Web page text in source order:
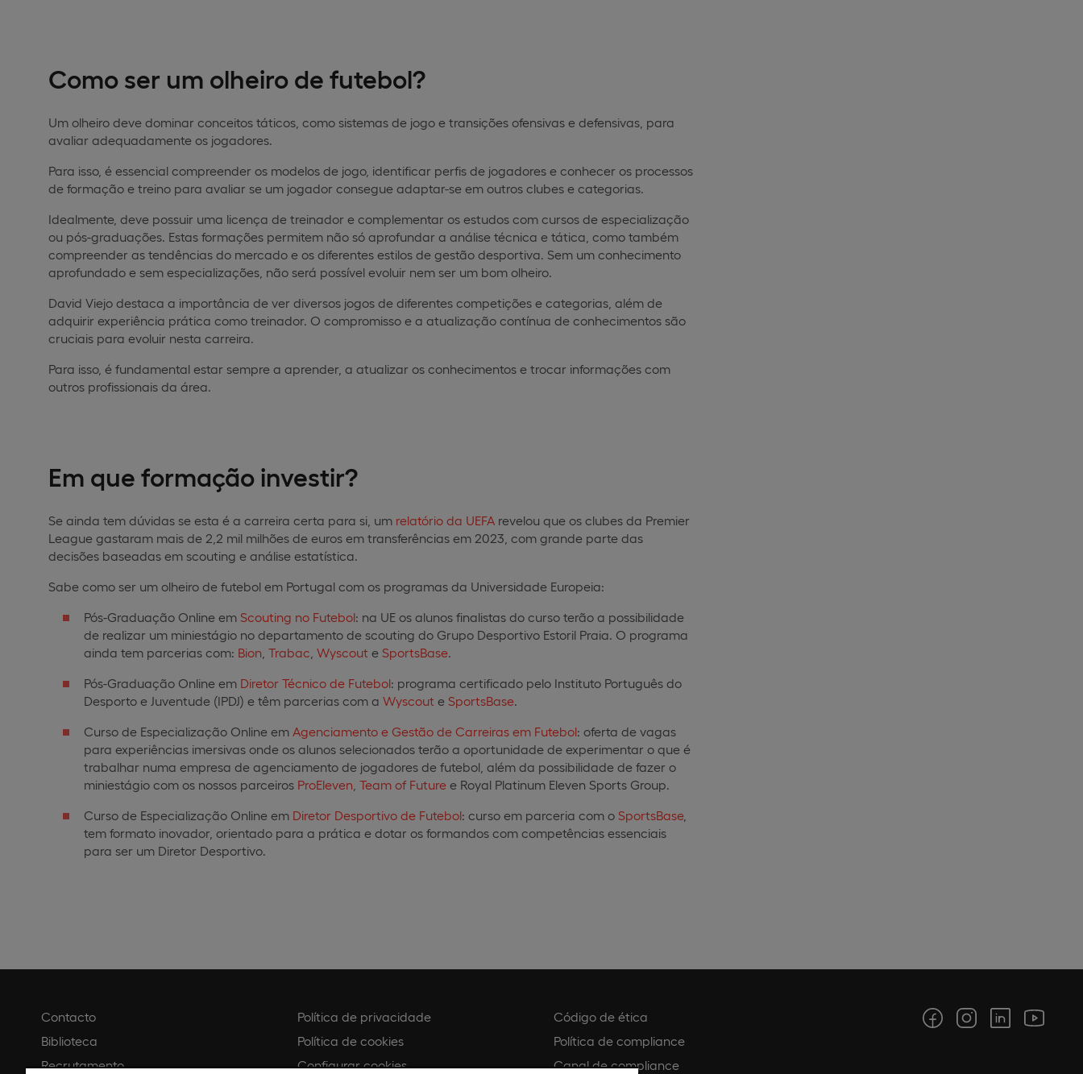
Como ser um olheiro de futebol?
Um olheiro deve dominar conceitos táticos, como sistemas de jogo e transições ofensivas e defensivas, para
avaliar adequadamente os jogadores.
Para isso, é essencial compreender os modelos de jogo, identificar perfis de jogadores e conhecer os processos
de formação e treino para avaliar se um jogador consegue adaptar-se em outros clubes e categorias.
Idealmente, deve possuir uma licença de treinador e complementar os estudos com cursos de especialização
ou pós-graduações. Estas formações permitem não só aprofundar a análise técnica e tática, como também
compreender as tendências do mercado e os diferentes estilos de gestão desportiva. Sem um conhecimento
aprofundado e sem especializações, não será possível evoluir nem ser um bom olheiro.
David Viejo destaca a importância de ver diversos jogos de diferentes competições e categorias, além de
adquirir experiência prática como treinador. O compromisso e a atualização contínua de conhecimentos são
cruciais para evoluir nesta carreira.
Para isso, é fundamental estar sempre a aprender, a atualizar os conhecimentos e trocar informações com
outros profissionais da área.
Em que formação investir?
Se ainda tem dúvidas se esta é a carreira certa para si, um relatório da UEFA revelou que os clubes da Premier
League gastaram mais de 2,2 mil milhões de euros em transferências em 2023, com grande parte das
decisões baseadas em scouting e análise estatística.
Sabe como ser um olheiro de futebol em Portugal com os programas da Universidade Europeia:
Pós-Graduação Online em Scouting no Futebol: na UE os alunos finalistas do curso terão a possibilidade
de realizar um miniestágio no departamento de scouting do Grupo Desportivo Estoril Praia. O programa
ainda tem parcerias com: Bion Trabac Wyscout e SportsBase
Pós-Graduação Online em Diretor Técnico de Futebol: programa certificado pelo Instituto Português do
Desporto e Juventude (IPDJ) e têm parcerias com a Wyscout e SportsBase
Curso de Especialização Online em Agenciamento e Gestão de Carreiras em Futebol: oferta de vagas
para experiências imersivas onde os alunos selecionados terão a oportunidade de experimentar o que é
trabalhar numa empresa de agenciamento de jogadores de futebol, além da possibilidade de fazer o
miniestágio com os nossos parceiros ProEleven Team of Future e Royal Platinum Eleven Sports Group.
Curso de Especialização Online em Diretor Desportivo de Futebol: curso em parceria com o SportsBase,
tem formato inovador, orientado para a prática e dotar os formandos com competências essenciais
para ser um Diretor Desportivo.
Contacto
Biblioteca
Recrutamento
Política de privacidade
Política de cookies
Configurar cookies
Código de ética
Política de compliance
Canal de compliance